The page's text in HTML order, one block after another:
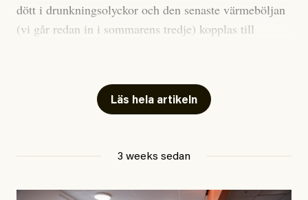
dött i drunkningsolyckor och den senaste värmeböljan
(vi går redan in i sommarens tredje) kopplas till
Har du också panik i hettan? Känns det som en
mardröm? Bra, allt annat vore fullständigt orimligt.
att han brukar vara ganska återhållsam när han
september 2023, när de globala temperaturerna för
Läs hela artikeln
3 weeks sedan